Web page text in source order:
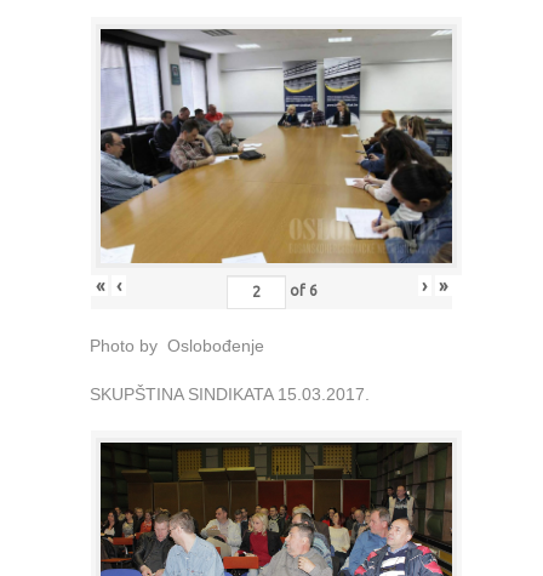
« ‹ of 6 › »
Photo by Oslobođenje
SKUPŠTINA SINDIKATA 15.03.2017.